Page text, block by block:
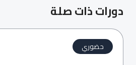
دورات ذات صلة
حضوري